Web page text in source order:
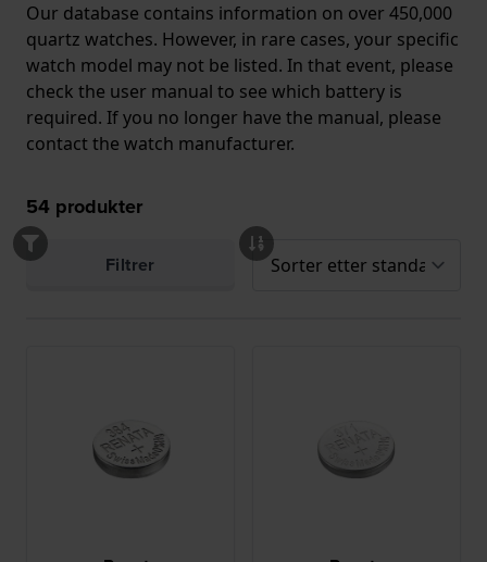
Our database contains information on over 450,000
quartz watches. However, in rare cases, your specific
watch model may not be listed. In that event, please
check the user manual to see which battery is
required. If you no longer have the manual, please
contact the watch manufacturer.
54 produkter
Filtrer